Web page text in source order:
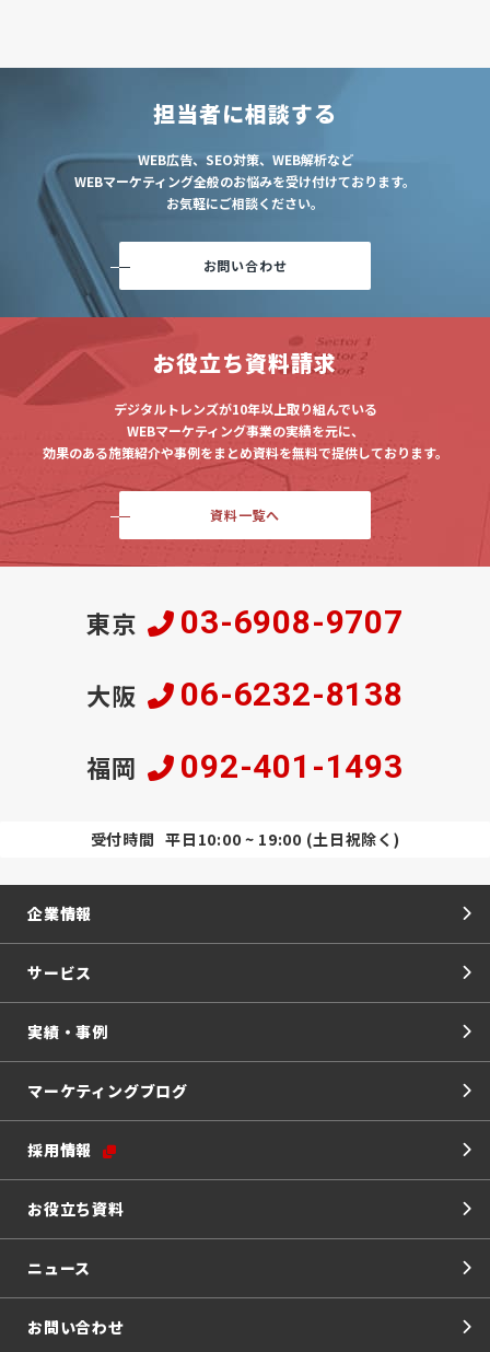
担当者に相談する
WEB広告、SEO対策、WEB解析など
WEBマーケティング全般のお悩みを受け付けております。
お気軽にご相談ください。
お問い合わせ
お役立ち資料請求
デジタルトレンズが10年以上取り組んでいる
WEBマーケティング事業の実績を元に、
効果のある施策紹介や事例をまとめ資料を無料で提供しております。
資料一覧へ
東京 03-6908-9707
大阪 06-6232-8138
福岡 092-401-1493
受付時間 平日10:00 ~ 19:00 (土日祝除く)
企業情報
サービス
実績・事例
マーケティングブログ
採用情報
お役立ち資料
ニュース
お問い合わせ